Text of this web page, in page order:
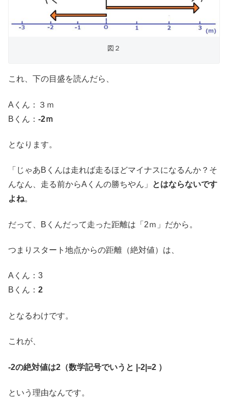
図２
これ、下の目盛を読んだら、
Aくん：３ｍ
Bくん： -2ｍ
となります。
「じゃあBくんは走れば走るほどマイナスになるんか？そ
んなん、走る前からAくんの勝ちやん」
とはならないです
よね。
だって、Bくんだって走った距離は「2ｍ」だから。
つまりスタート地点からの距離（絶対値）は、
Aくん：3
Bくん： 2
となるわけです。
これが、
-2の絶対値は2（数学記号でいうと |-2|=2 ）
という理由なんです。